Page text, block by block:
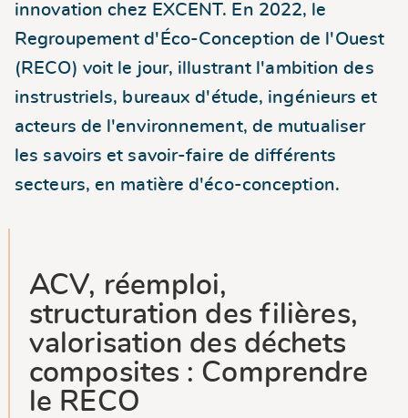
innovation chez EXCENT. En 2022, le
Regroupement d'Éco-Conception de l'Ouest
(RECO) voit le jour, illustrant l'ambition des
instrustriels, bureaux d'étude, ingénieurs et
acteurs de l'environnement, de mutualiser
les savoirs et savoir-faire de différents
secteurs, en matière d'éco-conception.
ACV, réemploi,
structuration des filières,
valorisation des déchets
composites : Comprendre
le RECO